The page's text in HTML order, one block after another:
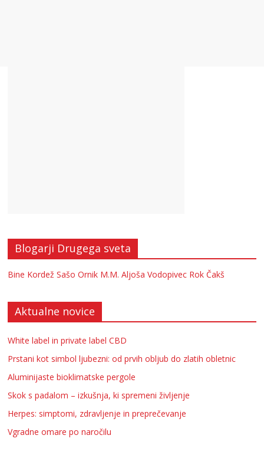
Blogarji Drugega sveta
Bine Kordež Sašo Ornik M.M. Aljoša Vodopivec Rok Čakš
Aktualne novice
White label in private label CBD
Prstani kot simbol ljubezni: od prvih obljub do zlatih obletnic
Aluminijaste bioklimatske pergole
Skok s padalom – izkušnja, ki spremeni življenje
Herpes: simptomi, zdravljenje in preprečevanje
Vgradne omare po naročilu